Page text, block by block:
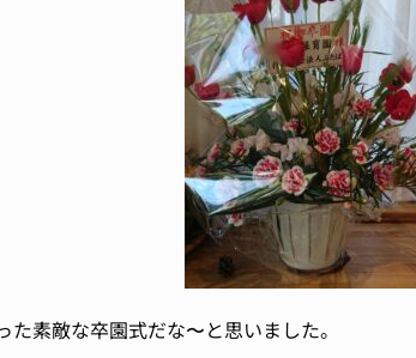
た素敵な卒園式だな〜と思いました。